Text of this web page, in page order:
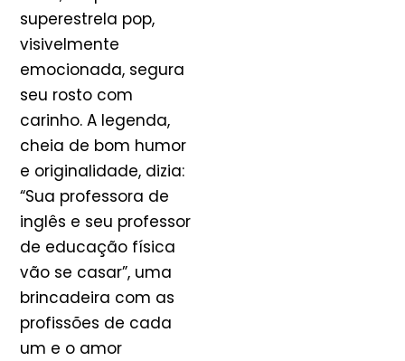
superestrela pop,
visivelmente
emocionada, segura
seu rosto com
carinho. A legenda,
cheia de bom humor
e originalidade, dizia:
“Sua professora de
inglês e seu professor
de educação física
vão se casar”, uma
brincadeira com as
profissões de cada
um e o amor